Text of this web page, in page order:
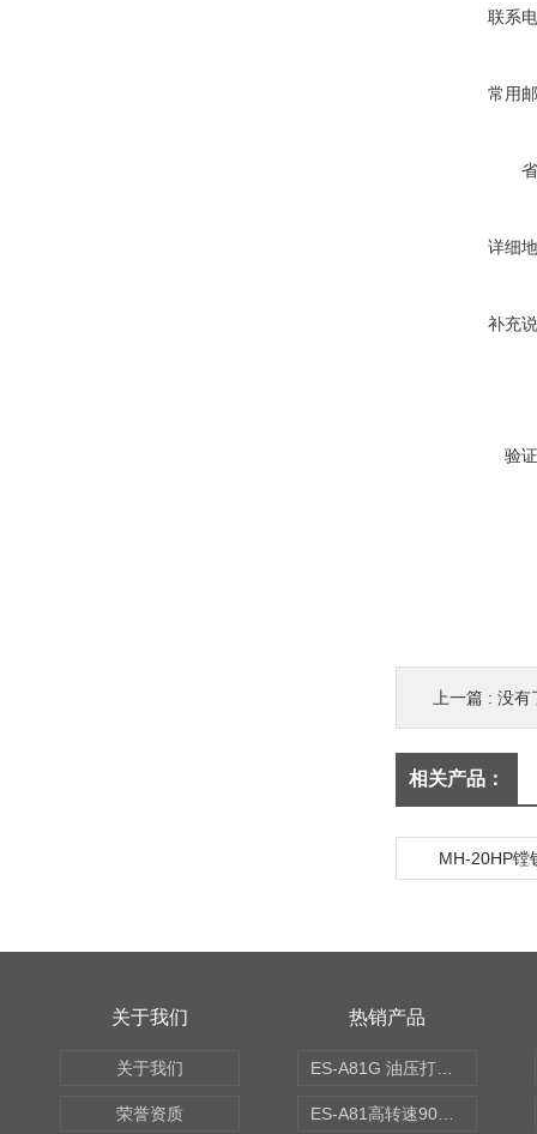
联系
常用
详细
补充
验
上一篇 : 没有
相关产品：
MH-20HP镗
关于我们
关于我们
荣誉资质
热销产品